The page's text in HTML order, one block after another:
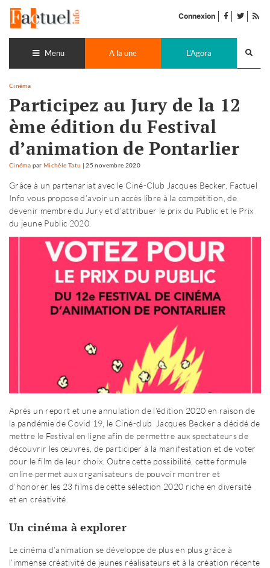
contenu
Connexion facebook
twitter
Menu A la une L'Agora
Cinéma
Participez au Jury de la 12
ème édition du Festival
d’animation de Pontarlier
Cinéma par Michèle Tatu |25 novembre 2020
Grâce à un partenariat avec le Ciné-Club Jacques Becker, Factuel
Info vous propose d’avoir un accès libre à la compétition, de
devenir membre du Jury et d’attribuer le prix du Public et le Prix
du jeune Public 2020.
Après un report et une annulation de l’édition 2020 en raison de
la pandémie de Covid 19, le Ciné-club Jacques Becker a décidé de
mettre le Festival en ligne afin de permettre aux spectateurs de
découvrir les œuvres, de participer à la manifestation et de voter
pour le film de leur choix. Outre cette possibilité, cette formule
online permet aux organisateurs de pouvoir montrer et
d’honorer les 23 films de cette sélection 2020 riche en diversité
et en créativité.
Un cinéma à explorer
Le cinéma d’animation se développe de plus en plus grâce à
l’immense créativité de jeunes réalisateurs et à la création récente